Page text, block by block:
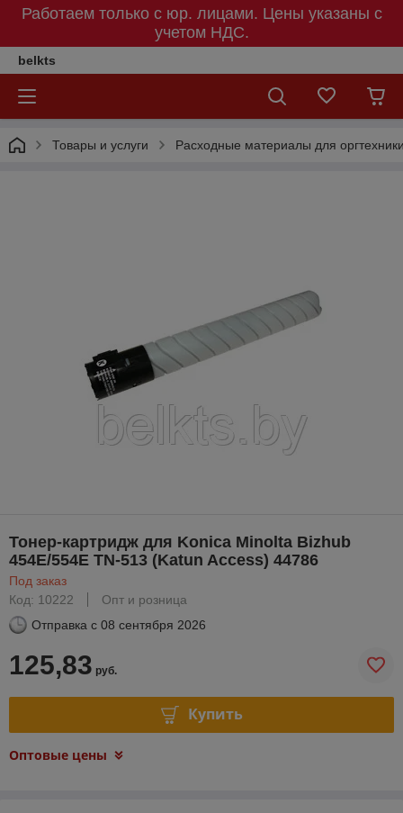
Работаем только с юр. лицами. Цены указаны c
учетом НДС.
belkts
Товары и услуги Расходные материалы для
Тонер-картридж для Konica Minolta Bizhub
454E/554E TN-513 (Katun Access) 44786
Под заказ
Код: 10222
Опт и розница
Отправка с 08 сентября 2026
125,83 руб.
Купить
Оптовые цены